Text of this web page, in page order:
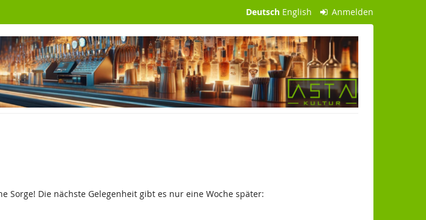
Deutsch English Anmelden
Sorge! Die nächste Gelegenheit gibt es nur eine Woche später: